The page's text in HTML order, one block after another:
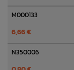
M000133
6,66 €
N350006